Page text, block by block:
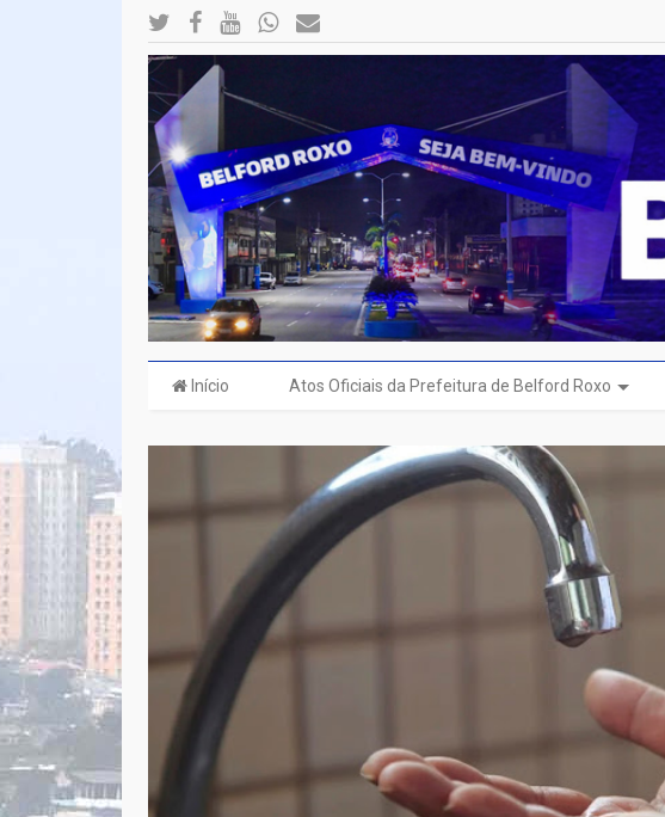
Início Atos Oficiais da Prefeitura de Belford Roxo